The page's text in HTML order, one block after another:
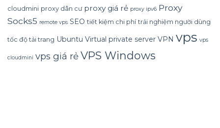
cloudmini proxy dân cư proxy giá rẻ proxy ipv6 Proxy
Socks5 remote vps SEO tiết kiệm chi phí trải nghiệm người dùng
tốc độ tải trang Ubuntu Virtual private server VPN vps vps
cloudmini vps giá rẻVPS Windows